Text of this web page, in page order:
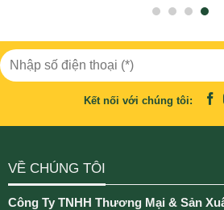
Kết nối với chúng tôi:
VỀ CHÚNG TÔI
Công Ty TNHH Thương Mại & Sản